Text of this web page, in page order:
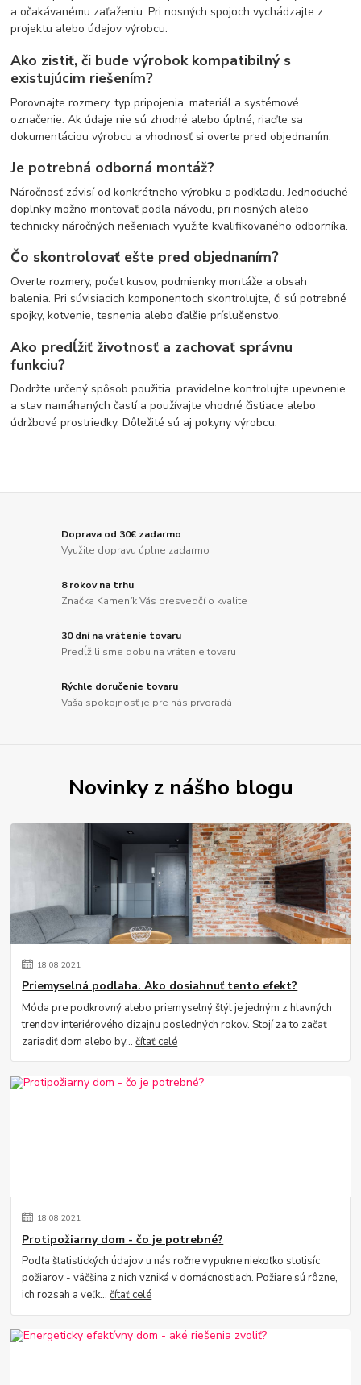
a očakávanému zaťaženiu. Pri nosných spojoch vychádzajte z
projektu alebo údajov výrobcu.
Ako zistiť, či bude výrobok kompatibilný s
existujúcim riešením?
Porovnajte rozmery, typ pripojenia, materiál a systémové
označenie. Ak údaje nie sú zhodné alebo úplné, riaďte sa
dokumentáciou výrobcu a vhodnosť si overte pred objednaním.
Je potrebná odborná montáž?
Náročnosť závisí od konkrétneho výrobku a podkladu. Jednoduché
doplnky možno montovať podľa návodu, pri nosných alebo
technicky náročných riešeniach využite kvalifikovaného odborníka.
Čo skontrolovať ešte pred objednaním?
Overte rozmery, počet kusov, podmienky montáže a obsah
balenia. Pri súvisiacich komponentoch skontrolujte, či sú potrebné
spojky, kotvenie, tesnenia alebo ďalšie príslušenstvo.
Ako predĺžiť životnosť a zachovať správnu
funkciu?
Dodržte určený spôsob použitia, pravidelne kontrolujte upevnenie
a stav namáhaných častí a používajte vhodné čistiace alebo
údržbové prostriedky. Dôležité sú aj pokyny výrobcu.
Doprava od 30€ zadarmo
Využite dopravu úplne zadarmo
8 rokov na trhu
Značka Kameník Vás presvedčí o kvalite
30 dní na vrátenie tovaru
Predĺžili sme dobu na vrátenie tovaru
Rýchle doručenie tovaru
Vaša spokojnosť je pre nás prvoradá
Novinky z nášho blogu
18.08.2021
Priemyselná podlaha. Ako dosiahnuť tento efekt?
Móda pre podkrovný alebo priemyselný štýl je jedným z hlavných
trendov interiérového dizajnu posledných rokov. Stojí za to začať
zariadiť dom alebo by...čítať celé
18.08.2021
Protipožiarny dom - čo je potrebné?
Podľa štatistických údajov u nás ročne vypukne niekoľko stotisíc
požiarov - väčšina z nich vzniká v domácnostiach. Požiare sú rôzne,
ich rozsah a veľk...čítať celé